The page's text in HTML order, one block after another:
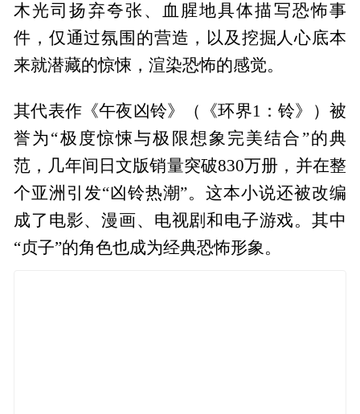
木光司扬弃夸张、血腥地具体描写恐怖事
件，仅通过氛围的营造，以及挖掘人心底本
来就潜藏的惊悚，渲染恐怖的感觉。
其代表作《午夜凶铃》（《环界1：铃》）被
誉为“极度惊悚与极限想象完美结合”的典
范，几年间日文版销量突破830万册，并在整
个亚洲引发“凶铃热潮”。这本小说还被改编
成了电影、漫画、电视剧和电子游戏。其中
“贞子”的角色也成为经典恐怖形象。